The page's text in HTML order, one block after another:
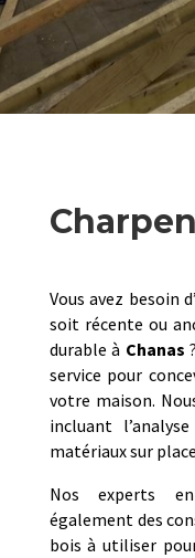
Vous avez besoin
soit récente ou
durable à Chanas
service pour
votre maison.
incluant
matériaux sur
Nos experts
également des
bois à utiliser